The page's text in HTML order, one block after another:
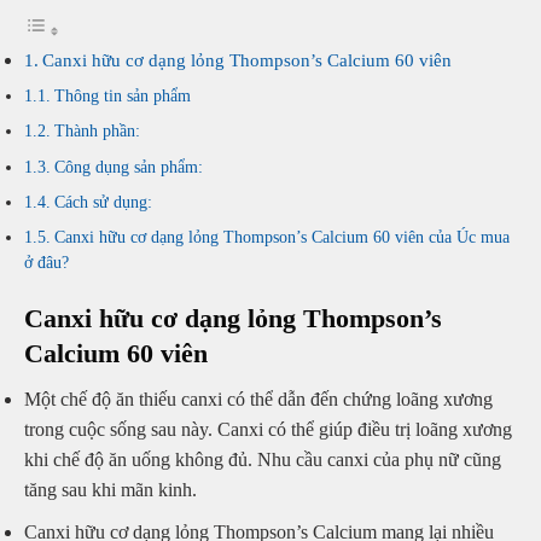
Canxi hữu cơ dạng lỏng Thompson’s Calcium 60 viên
Thông tin sản phẩm
Thành phần:
Công dụng sản phẩm:
Cách sử dụng:
Canxi hữu cơ dạng lỏng Thompson’s Calcium 60 viên của Úc mua
ở đâu?
Canxi hữu cơ dạng lỏng Thompson’s
Calcium 60 viên
Một chế độ ăn thiếu canxi có thể dẫn đến chứng loãng xương
trong cuộc sống sau này. Canxi có thể giúp điều trị loãng xương
khi chế độ ăn uống không đủ. Nhu cầu canxi của phụ nữ cũng
tăng sau khi mãn kinh.
Canxi hữu cơ dạng lỏng Thompson’s Calcium mang lại nhiều